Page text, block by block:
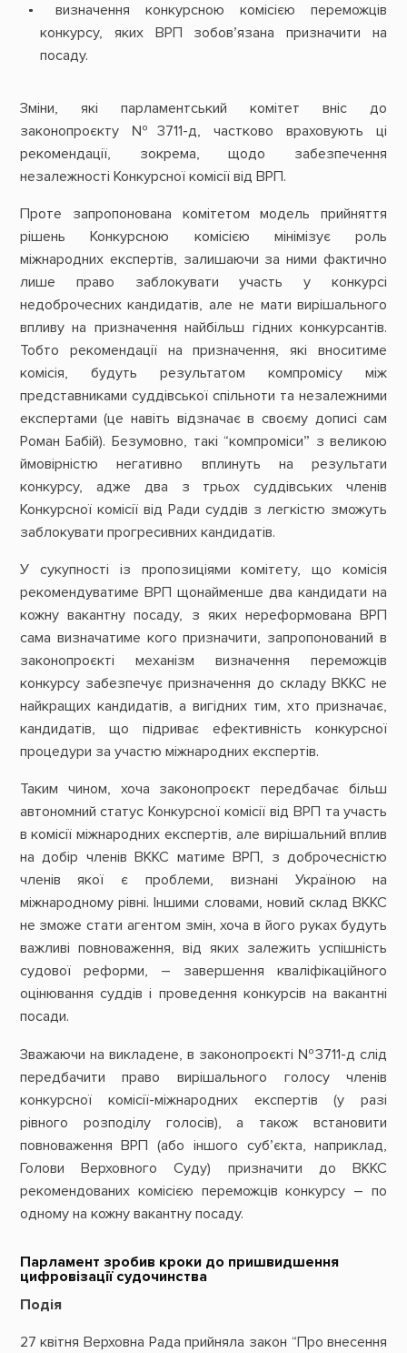
визначення конкурсною комісією переможців
конкурсу, яких ВРП зобов’язана призначити на
посаду.
Зміни, які парламентський комітет вніс до
законопроєкту №3711-д, частково враховують ці
рекомендації, зокрема, щодо забезпечення
незалежності Конкурсної комісії від ВРП.
Проте запропонована комітетом модель прийняття
рішень Конкурсною комісією мінімізує роль
міжнародних експертів, залишаючи за ними фактично
лише право заблокувати участь у конкурсі
недоброчесних кандидатів, але не мати вирішального
впливу на призначення найбільш гідних конкурсантів.
Тобто рекомендації на призначення, які вноситиме
комісія, будуть результатом компромісу між
представниками суддівської спільноти та незалежними
експертами (це навіть відзначає в своєму дописі сам
Роман Бабій). Безумовно, такі “компроміси” з великою
ймовірністю негативно вплинуть на результати
конкурсу, адже два з трьох суддівських членів
Конкурсної комісії від Ради суддів з легкістю зможуть
заблокувати прогресивних кандидатів.
У сукупності із пропозиціями комітету, що комісія
рекомендуватиме ВРП щонайменше два кандидати на
кожну вакантну посаду, з яких нереформована ВРП
сама визначатиме кого призначити, запропонований в
законопроєкті механізм визначення переможців
конкурсу забезпечує призначення до складу ВККС не
найкращих кандидатів, а вигідних тим, хто призначає,
кандидатів, що підриває ефективність конкурсної
процедури за участю міжнародних експертів.
Таким чином, хоча законопроєкт передбачає більш
автономний статус Конкурсної комісії від ВРП та участь
в комісії міжнародних експертів, але вирішальний вплив
на добір членів ВККС матиме ВРП, з доброчесністю
членів якої є проблеми, визнані Україною на
міжнародному рівні. Іншими словами, новий склад ВККС
не зможе стати агентом змін, хоча в його руках будуть
важливі повноваження, від яких залежить успішність
судової реформи, – завершення кваліфікаційного
оцінювання суддів і проведення конкурсів на вакантні
посади.
Зважаючи на викладене, в законопроєкті №3711-д слід
передбачити право вирішального голосу членів
конкурсної комісії-міжнародних експертів (у разі
рівного розподілу голосів), а також встановити
повноваження ВРП (або іншого суб’єкта, наприклад,
Голови Верховного Суду) призначити до ВККС
рекомендованих комісією переможців конкурсу – по
одному на кожну вакантну посаду.
Парламент зробив кроки до пришвидшення
цифровізації судочинства
Подія
27 квітня Верховна Рада прийняла закон “Про внесення